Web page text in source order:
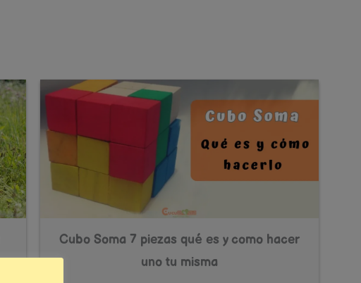
Cubo Soma 7 piezas qué es y como hacer
uno tu misma